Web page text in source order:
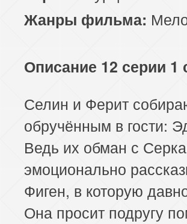
Жанры фильма:
Описание 12 серии 1
Селин и Ферит
обручённым в гости:
Ведь их обман с
эмоционально
Фиген, в которую
Она просит подругу